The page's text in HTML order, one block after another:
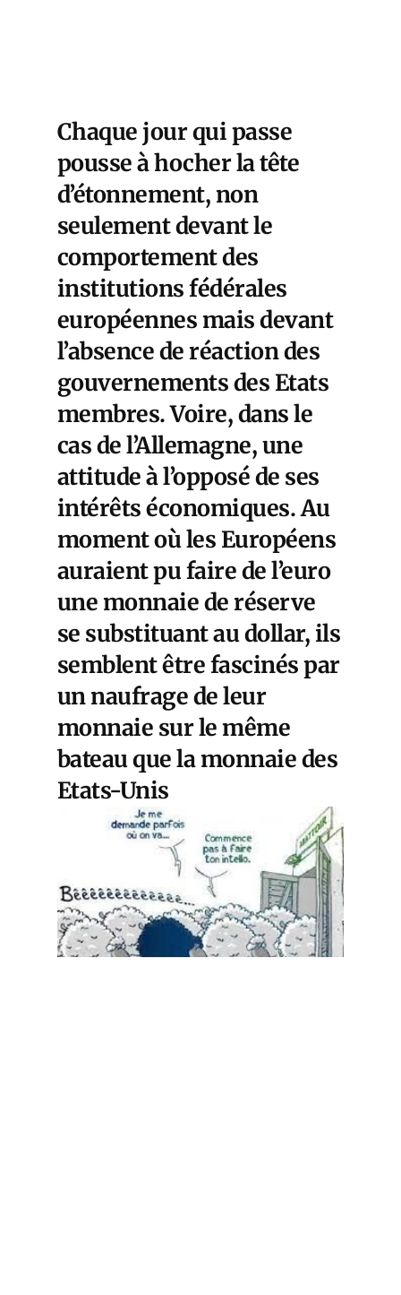
Chaque jour qui passe
pousse à hocher la tête
d’étonnement, non
seulement devant le
comportement des
institutions fédérales
européennes mais devant
l’absence de réaction des
gouvernements des Etats
membres. Voire, dans le
cas de l’Allemagne, une
attitude à l’opposé de ses
intérêts économiques. Au
moment où les Européens
auraient pu faire de l’euro
une monnaie de réserve
se substituant au dollar, ils
semblent être fascinés par
un naufrage de leur
monnaie sur le même
bateau que la monnaie des
Etats-Unis